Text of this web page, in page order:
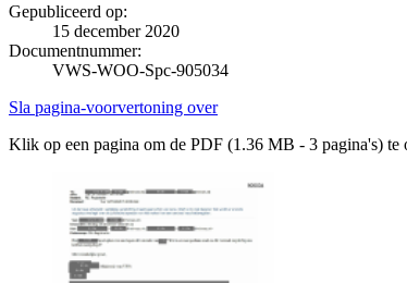
Gepubliceerd op:
15 december 2020
Documentnummer:
VWS-WOO-Spc-905034
Sla pagina-voorvertoning over
Klik op een pagina om de PDF (1.36 MB - 3 pagina's) te